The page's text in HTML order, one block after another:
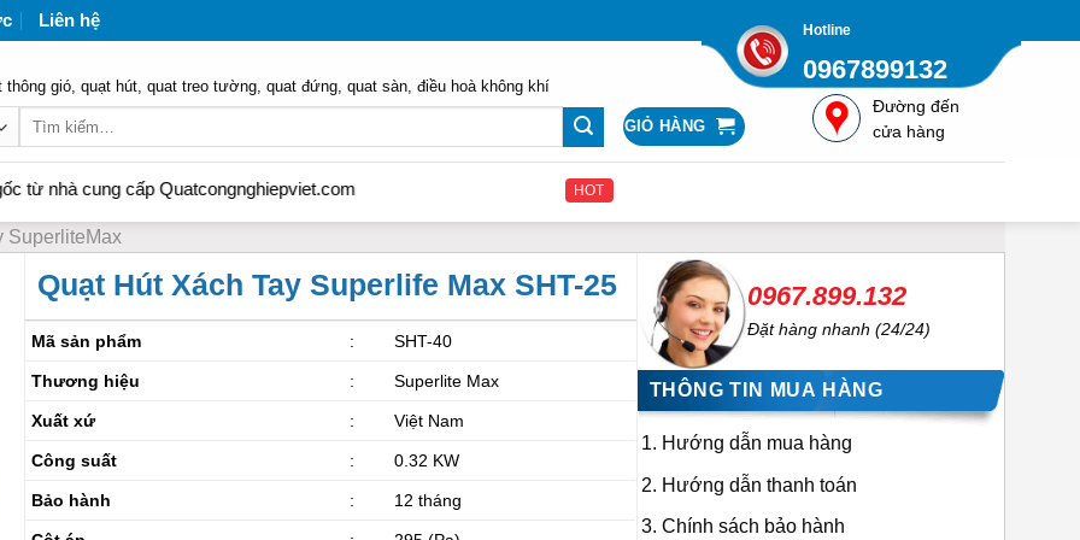
Liên hệ Hotline
0967899132
thông gió, quạt hút, quat treo tường, quat đứng, quat sàn, điều hoà không khí
GIỎ HÀNG
Đường đến
cửa hàng
cấp Quatcongnghiepviet.com HOT
SuperliteMax
Quạt Hút Xách Tay Superlife Max SHT-25
Mã sản phẩm : SHT-40
Thương hiệu : Superlite Max
Xuất xứ : Việt Nam
Công suất : 0.32 KW
Bảo hành : 12 tháng
0967.899.132
Đặt hàng nhanh (24/24)
THÔNG TIN MUA HÀNG
Hướng dẫn mua hàng
Hướng dẫn thanh toán
Chính sách bảo hành